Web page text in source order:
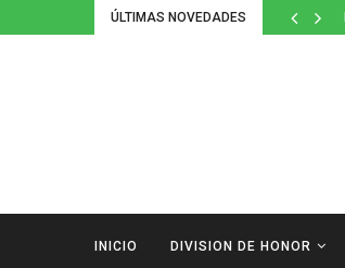
ÚLTIMAS NOVEDADES
INICIO DIVISION DE HONOR